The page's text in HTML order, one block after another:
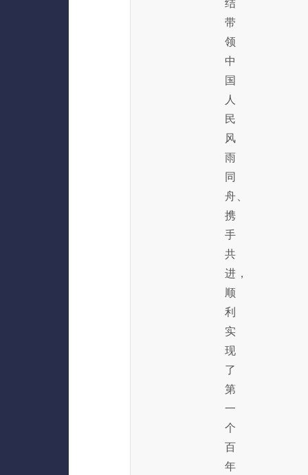
结
带
领
中
国
人
民
风
雨
同
舟、
携
手
共
进，
顺
利
实
现
了
第
一
个
百
年